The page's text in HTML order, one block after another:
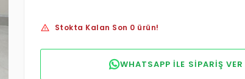
Stokta Kalan Son 0 ürün!
WHATSAPP ILE SIPARIŞ VER